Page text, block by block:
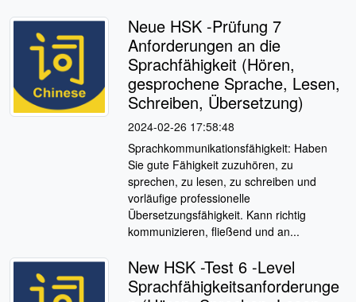
Neue HSK -Prüfung 7
Anforderungen an die
Sprachfähigkeit (Hören,
gesprochene Sprache, Lesen,
Schreiben, Übersetzung)
2024-02-26 17:58:48
Sprachkommunikationsfähigkeit: Haben
Sie gute Fähigkeit zuzuhören, zu
sprechen, zu lesen, zu schreiben und
vorläufige professionelle
Übersetzungsfähigkeit. Kann richtig
kommunizieren, fließend und an...
New HSK -Test 6 -Level
Sprachfähigkeitsanforderunge